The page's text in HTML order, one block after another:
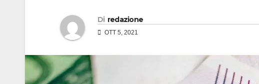
Di redazione
OTT 5, 2021